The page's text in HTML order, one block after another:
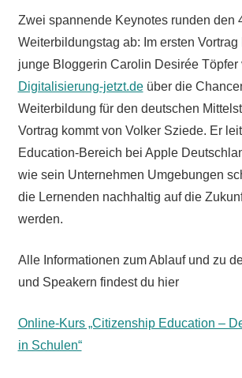
Zwei spannende Keynotes runden den
Weiterbildungstag ab: Im ersten Vortrag
junge Bloggerin Carolin Desirée Töpfer
Digitalisierung-jetzt.deüber die
Weiterbildung für den deutschen
Vortrag kommt von Volker Sziede. Er
Education-Bereich bei Apple
wie sein Unternehmen Umgebungen
die Lernenden nachhaltig auf die
werden.
Alle Informationen zum Ablauf und zu
und Speakern findest du hier
Online-Kurs „Citizenship Education –
in Schulen“